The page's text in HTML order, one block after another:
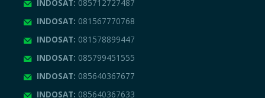
INDOSAT: 085712727487
INDOSAT: 081567770768
INDOSAT: 081578899447
INDOSAT: 085799451555
INDOSAT: 085640367677
INDOSAT: 085640367633